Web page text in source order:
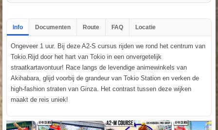
Info Documenten Route FAQ Locatie
Ongeveer 1 uur. Bij deze A2-S cursus rijden we rond het centrum van
Tokio.Rijd door het hart van Tokio in een onvergetelijk
straatkartavontuur! Race langs de levendige animewinkels van
Akihabara, glijd voorbij de grandeur van Tokio Station en verken de
high-fashion straten van Ginza. Het contrast tussen deze wijken
maakt de reis uniek!